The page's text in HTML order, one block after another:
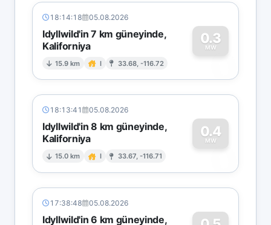
18:14:18 05.08.2026
Idyllwild'in 7 km güneyinde,
Kaliforniya
15.9 km I 33.68, -116.72
0.3
MW
0
18:13:41 05.08.2026
Idyllwild'in 8 km güneyinde,
Kaliforniya
15.0 km I 33.67, -116.71
0.4
MW
0
17:38:48 05.08.2026
Idyllwild'in 6 km güneyinde,